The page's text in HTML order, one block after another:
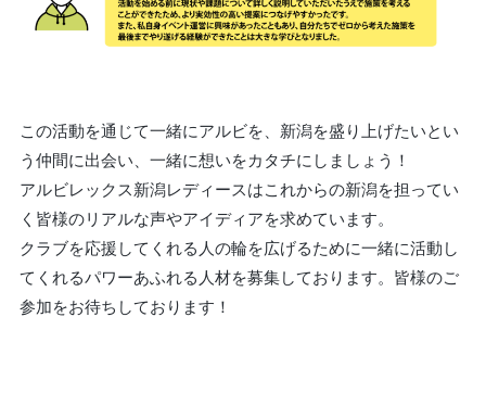
この活動を通じて一緒にアルビを、新潟を盛り上げたいとい
う仲間に出会い、一緒に想いをカタチにしましょう！
アルビレックス新潟レディースはこれからの新潟を担ってい
く皆様のリアルな声やアイディアを求めています。
クラブを応援してくれる人の輪を広げるために一緒に活動し
てくれるパワーあふれる人材を募集しております。皆様のご
参加をお待ちしております！